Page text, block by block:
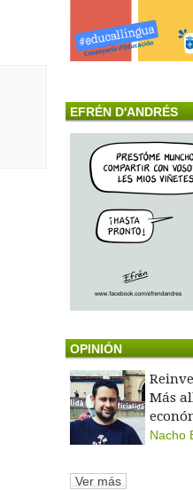
EFRÉN D'ANDRÉS
OPINIÓN
Más
Nacho
Ver más